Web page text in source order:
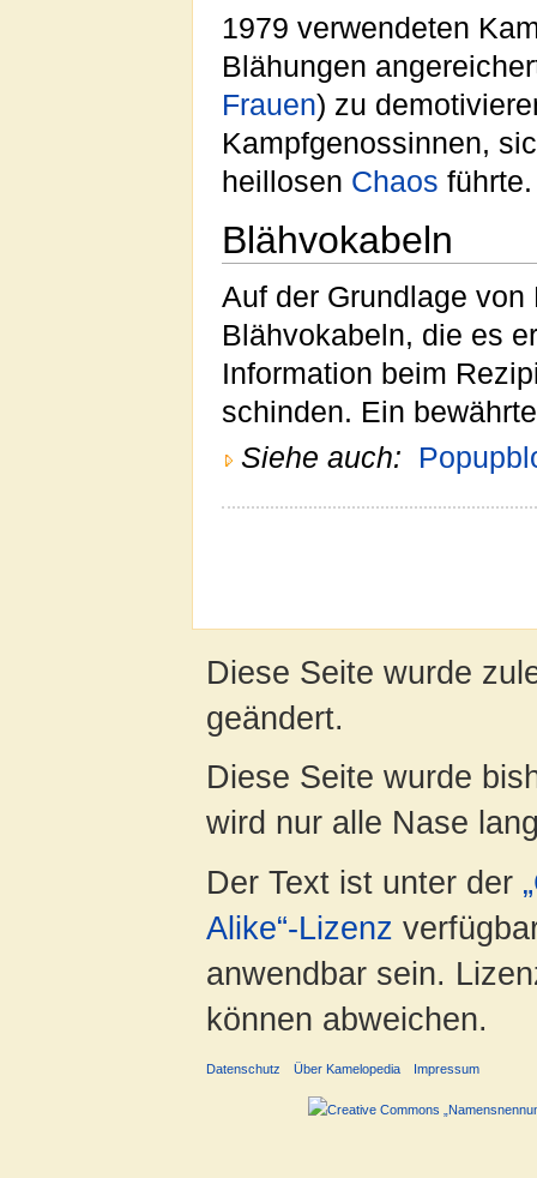
1979 verwendeten
Blähungen
Frauen) zu
Kampfgenossinnen,
heillosen Chaos führte.
Blähvokabeln
Auf der Grundlage
Blähvokabeln, die es
Information beim
schinden. Ein
Siehe auch:
Diese Seite wurde
geändert.
Diese Seite wurde
wird nur alle Nase
Der Text ist unter der
Alike“-Lizenz
anwendbar sein.
können abweichen.
Datenschutz Über Kamelopedia Impressum